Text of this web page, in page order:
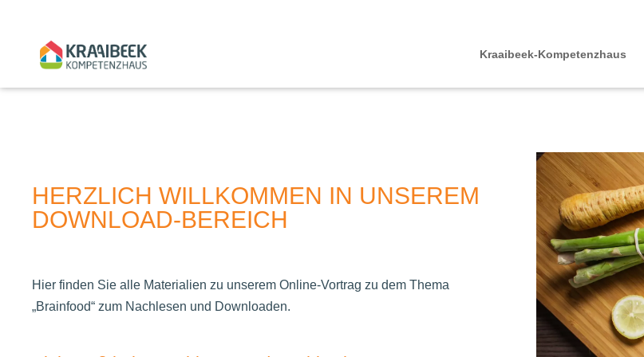
Kraaibeek-Kompetenzhaus
HERZLICH WILLKOMMEN IN UNSEREM
DOWNLOAD-BEREICH
Hier finden Sie alle Materialien zu unserem Online-Vortrag zu dem Thema
„Brainfood“ zum Nachlesen und Downloaden.